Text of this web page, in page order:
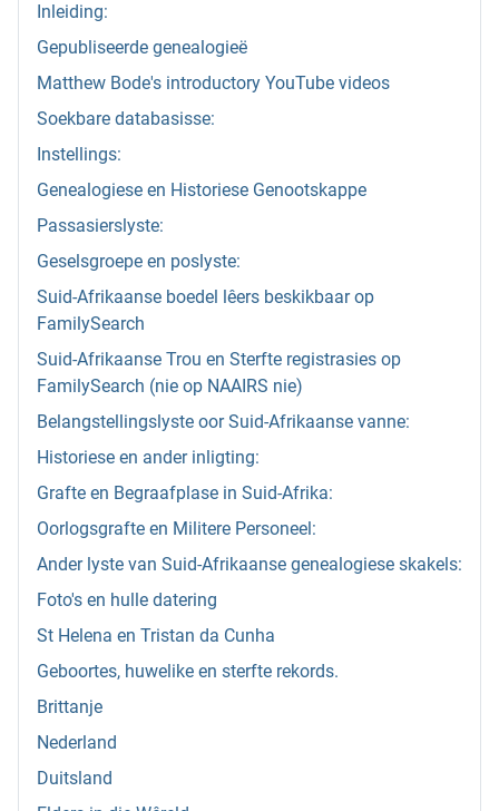
Inleiding:
Gepubliseerde genealogieë
Matthew Bode's introductory YouTube videos
Soekbare databasisse:
Instellings:
Genealogiese en Historiese Genootskappe
Passasierslyste:
Geselsgroepe en poslyste:
Suid-Afrikaanse boedel lêers beskikbaar op
FamilySearch
Suid-Afrikaanse Trou en Sterfte registrasies op
FamilySearch (nie op NAAIRS nie)
Belangstellingslyste oor Suid-Afrikaanse vanne:
Historiese en ander inligting:
Grafte en Begraafplase in Suid-Afrika:
Oorlogsgrafte en Militere Personeel:
Ander lyste van Suid-Afrikaanse genealogiese skakels:
Foto's en hulle datering
St Helena en Tristan da Cunha
Geboortes, huwelike en sterfte rekords.
Brittanje
Nederland
Duitsland